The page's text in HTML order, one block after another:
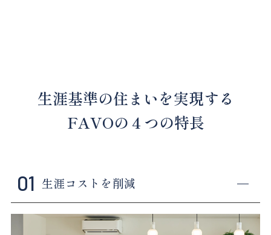
生涯基準の住まいを実現する
FAVOの４つの特長
01 生涯コストを削減